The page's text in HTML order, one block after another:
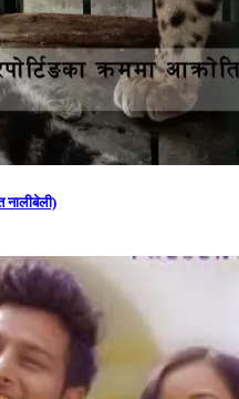
नालीबेली)